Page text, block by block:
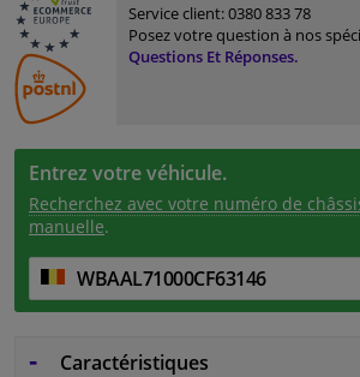
Service client:0380 833 78
Posez votre question à nos
Questions Et Réponses.
Entrez votre véhicule.
Recherchez avec votre numéro de
manuelle.
Caractéristiques